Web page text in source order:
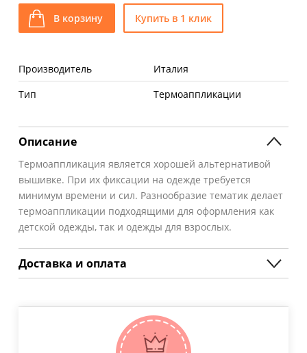
В корзину Купить в 1 клик
Производитель
Италия
Тип
Термоаппликации
Описание
Термоаппликация является хорошей альтернативой
вышивке. При их фиксации на одежде требуется
минимум времени и сил. Разнообразие тематик делает
термоаппликации подходящими для оформления как
детской одежды, так и одежды для взрослых.
Доставка и оплата